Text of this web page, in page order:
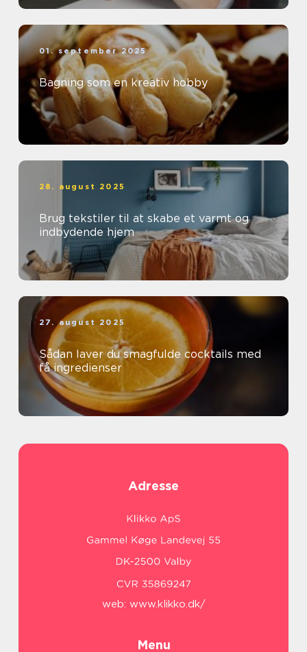
01. september 2025
Bagning som en kreativ hobby
28. august 2025
Brug tekstiler til at skabe et varmt og
indbydende hjem
27. august 2025
Sådan laver du smagfulde cocktails med
få ingredienser
Adresse
web: www.klikko.dk/
Menu